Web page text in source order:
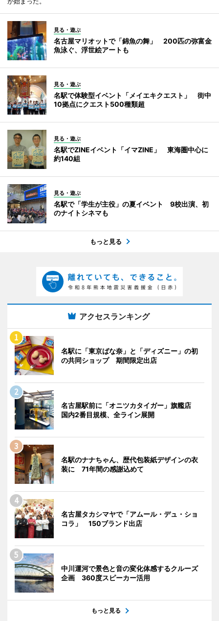
見る・遊ぶ
名古屋マリオットで「錦魚の舞」 200匹の弥富金
魚泳ぐ、浮世絵アートも
見る・遊ぶ
名駅で体験型イベント「メイエキクエスト」 街中
10拠点にクエスト500種類超
見る・遊ぶ
名駅でZINEイベント「イマZINE」 東海圏中心に
約140組
見る・遊ぶ
名駅で「学生が主役」の夏イベント 9校出演、初
のナイトシネマも
もっと見る
アクセスランキング
名駅に「東京ばな奈」と「ディズニー」の初
の共同ショップ 期間限定出店
名古屋駅前に「オニツカタイガー」旗艦店
国内2番目規模、全ライン展開
名駅のナナちゃん、歴代包装紙デザインの衣
装に 71年間の感謝込めて
名古屋タカシマヤで「アムール・デュ・ショ
コラ」 150ブランド出店
中川運河で景色と音の変化体感するクルーズ
企画 360度スピーカー活用
もっと見る